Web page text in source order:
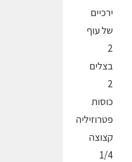
ירכיים
של עוף
2
בצלים
2
כוסות
פטרוזיליה
קצוצה
1/4